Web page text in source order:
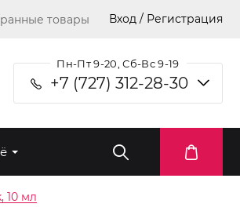
товары Вход / Регистрация
Пн-Пт 9-20, Сб-Вс 9-19
+7 (727) 312-28-30
10 мл